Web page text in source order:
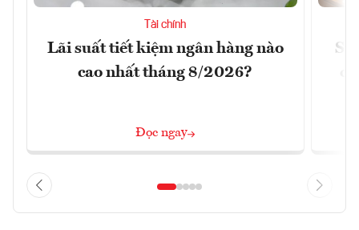
Tài chính
Lãi suất tiết kiệm ngân hàng nào
cao nhất tháng 8/2026?
Đọc ngay